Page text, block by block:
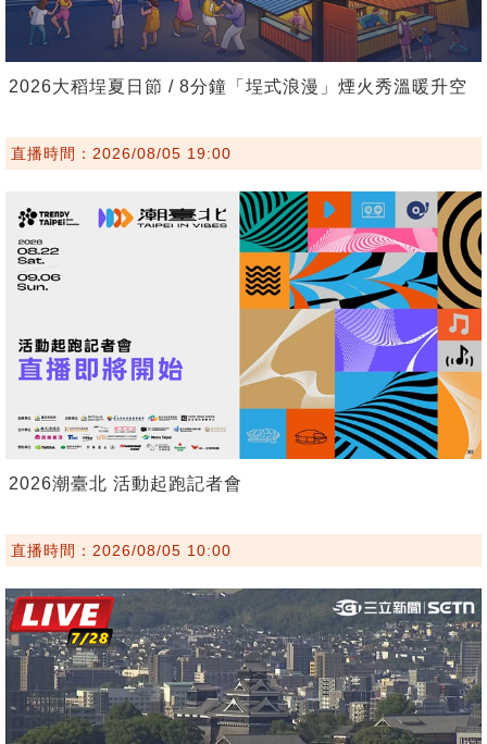
2026大稻埕夏日節 / 8分鐘「埕式浪漫」煙火秀溫暖升空
直播時間：2026/08/05 19:00
2026潮臺北 活動起跑記者會
直播時間：2026/08/05 10:00